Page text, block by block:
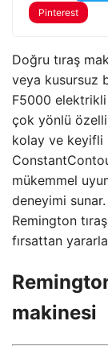
Pinterest
Doğru tıraş
veya kusursuz
F5000
çok yönlü
kolay ve keyifli
mükemmel
deneyimi
Remington
fırsattan
makinesi